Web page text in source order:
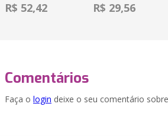
R$ 52,42 R$ 29,56
Comentários
Faça o login deixe o seu comentário